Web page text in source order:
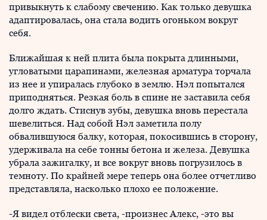
привыкнуть к слабому свечению. Как только девушка
адаптировалась, она стала водить огоньком вокруг
себя.
Ближайшая к ней плита была покрыта длинными,
угловатыми царапинами, железная арматура торчала
из нее и упиралась глубоко в землю. Нэл попытался
приподняться. Резкая боль в спине не заставила себя
долго ждать. Стиснув зубы, девушка вновь перестала
шевелиться. Над собой Нэл заметила полу
обвалившуюся балку, которая, покосившись в сторону,
удерживала на себе тонны бетона и железа. Девушка
убрала зажигалку, и все вокруг вновь погрузилось в
темноту. По крайней мере теперь она более отчетливо
представляла, насколько плохо ее положение.
-Я видел отблески света, -произнес Алекс, -это вы